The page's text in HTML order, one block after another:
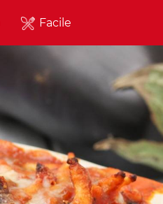
Facile